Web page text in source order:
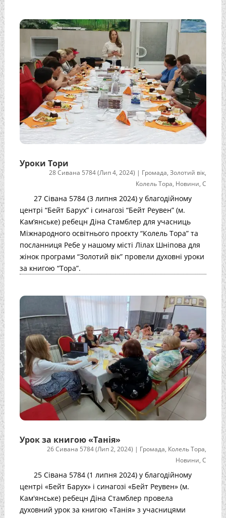
Уроки Тори
28 Сивана 5784 (Лип 4, 2024) | Громада,Золотий вік,
Колель Тора, Новини,С
27 Сівана 5784 (3 липня 2024) у благодійному
центрі “Бейт Барух” і синагозі “Бейт Реувен” (м.
Кам’янське) ребецн Діна Стамблер для учасниць
Міжнародного освітнього проєкту “Колель Тора” та
посланниця Ребе у нашому місті Лілах Шніпова для
жінок програми “Золотий вік” провели духовні уроки
за книгою “Тора”.
Урок за книгою «Танія»
26 Сивана 5784 (Лип 2, 2024) | Громада, Колель Тора,
Новини,С
25 Сівана 5784 (1 липня 2024) у благодійному
центрі «Бейт Барух» і синагозі «Бейт Реувен» (м.
Кам'янське) ребецн Діна Стамблер провела
духовний урок за книгою «Танія» з учасницями